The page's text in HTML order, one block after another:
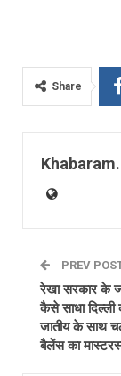
Share
PREV
रेखा सरकार के
कैसे साधा
जातीय के साथ
बैलेंस का